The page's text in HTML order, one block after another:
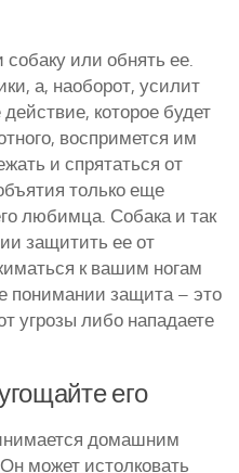
собаку или обнять ее.
а, наоборот, усилит
которое будет
воспримется им
и спрятаться от
только еще
любимца. Собака и так
защитить ее от
к вашим ногам
понимании защита – это
угрозы либо нападаете
его
домашним
может истолковать